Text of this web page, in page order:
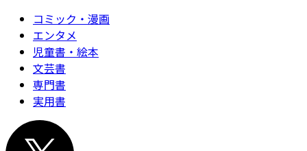
コミック・漫画
エンタメ
児童書・絵本
文芸書
専門書
実用書